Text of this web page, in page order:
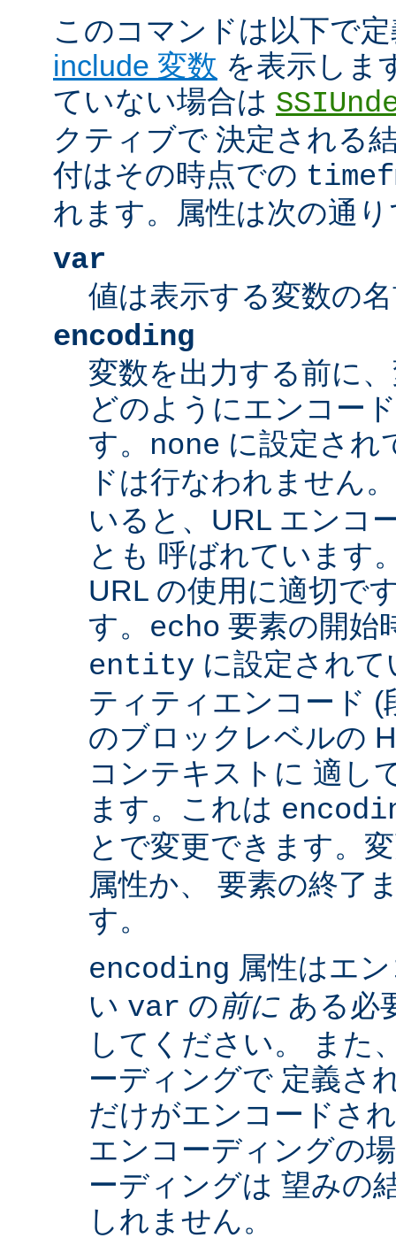
このコマンドは以下で
include 変数 を表示しま
ていない場合は
クティブで 決定される
付はその時点での
れます。属性は次の通
var
値は表示する変数の
encoding
変数を出力する前に
どのようにエンコー
す。 none に設定され
ドは行なわれません
いると、URL エンコ
とも 呼ばれています
URL の使用に適切で
す。 echo 要素の開始
entity に設定され
ティティエンコード
のブロックレベルの
コンテキストに 適し
ます。これは
とで変更できます。
属性か、 要素の終了
す。
encoding 属性はエ
い var の前に ある必
してください。 また
ーディングで 定義さ
だけがエンコードさ
エンコーディングの
ーディングは 望みの
しれません。